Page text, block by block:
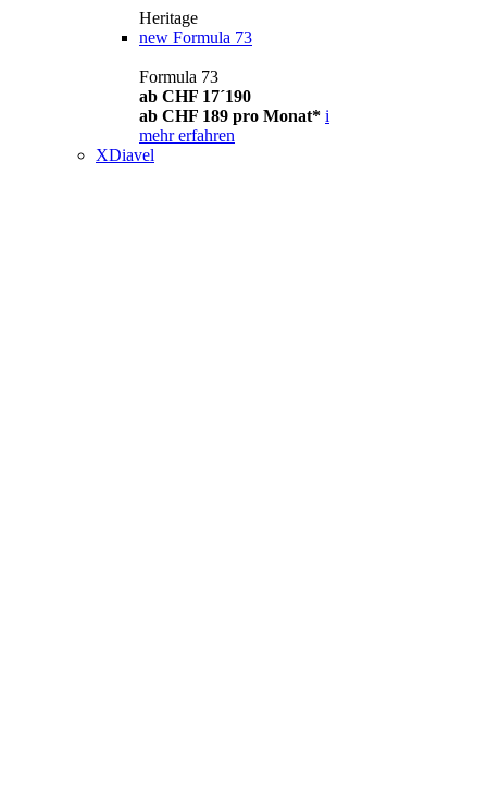
Heritage
new Formula 73
Formula 73
ab CHF 17´190
ab CHF 189 pro Monat* i
mehr erfahren
XDiavel